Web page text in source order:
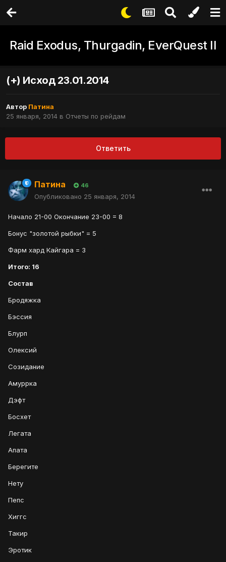
Raid Exodus, Thurgadin, EverQuest II
(+) Исход 23.01.2014
Автор Патина
25 января, 2014 в Отчеты по рейдам
Ответить
Патина 46
Опубликовано 25 января, 2014
Начало 21-00 Окончание 23-00 = 8
Бонус "золотой рыбки" = 5
Фарм хард Кайгара = 3
Итого: 16
Состав
Бродяжка
Бэссия
Блурп
Олексий
Созидание
Амуррка
Дэфт
Босхет
Легата
Апата
Берегите
Нету
Пепс
Хиггс
Такир
Эротик